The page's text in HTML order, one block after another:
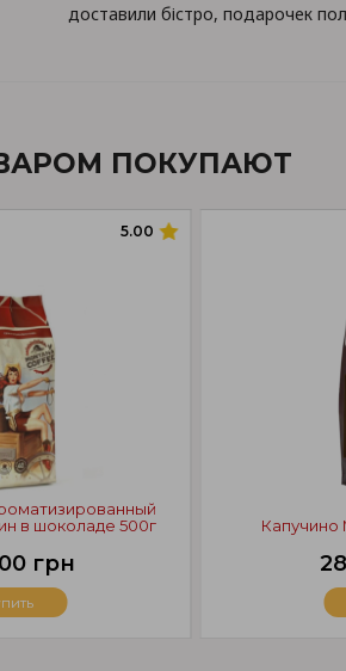
доставили бістро, подарочек
ПОКУПАЮТ
5.00
в шоколаде 500г
грн
Капучино